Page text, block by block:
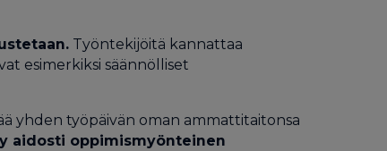
Työntekijöitä kannattaa
esimerkiksi säännölliset
yhden työpäivän oman ammattitaitonsa
aidosti oppimismyönteinen